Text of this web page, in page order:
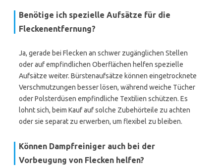
Benötige ich spezielle Aufsätze für die
Fleckenentfernung?
Ja, gerade bei Flecken an schwer zugänglichen Stellen
oder auf empfindlichen Oberflächen helfen spezielle
Aufsätze weiter. Bürstenaufsätze können eingetrocknete
Verschmutzungen besser lösen, während weiche Tücher
oder Polsterdüsen empfindliche Textilien schützen. Es
lohnt sich, beim Kauf auf solche Zubehörteile zu achten
oder sie separat zu erwerben, um flexibel zu bleiben.
Können Dampfreiniger auch bei der
Vorbeugung von Flecken helfen?